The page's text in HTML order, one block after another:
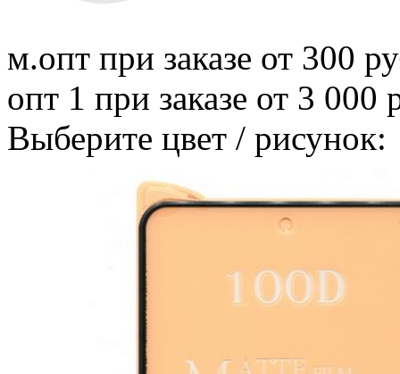
м.опт при заказе от 300
опт 1 при заказе от 3 000
Выберите цвет / рисунок: